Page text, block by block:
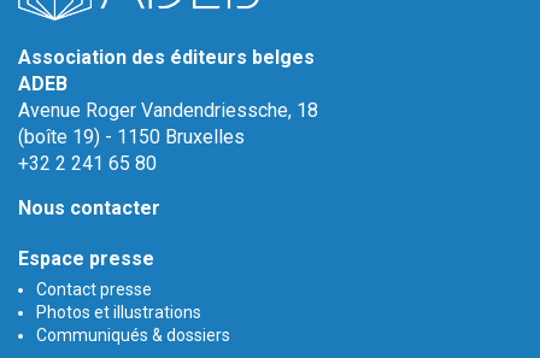
Association des éditeurs belges
ADEB
Avenue Roger Vandendriessche, 18
(boîte 19) - 1150 Bruxelles
+32 2 241 65 80
Nous contacter
Espace presse
Contact presse
Photos et illustrations
Communiqués & dossiers